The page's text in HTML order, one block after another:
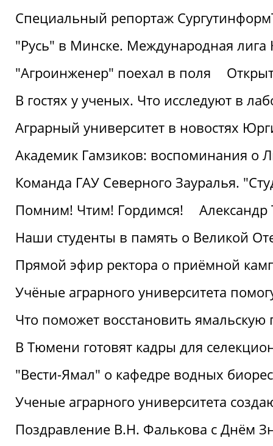
Специальный репортаж
"Русь" в Минске. Международная
"Агроинженер" поехал в поля
В гостях у ученых. Что исследуют в
Аграрный университет в новостях
Академик Гамзиков: воспоминания о
Команда ГАУ Северного Зауралья.
Помним! Чтим! Гордимся!
Наши студенты в память о Великой
Прямой эфир ректора о приёмной
Учёные аграрного университета
Что поможет восстановить ямальскую
В Тюмени готовят кадры для
"Вести-Ямал" о кафедре водных
Ученые аграрного университета
Поздравление В.Н. Фалькова с Днём